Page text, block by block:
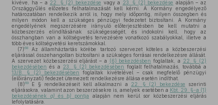
kivéve, ha – a 22. § (2) bekezdése vagy a 23. § (2) bekezdése alapján – az
Országgyűlés előzetes felhatalmazását kell kérni. A Kormány engedélyező
határozatában rendelkezik arról is, hogy mely időpontig, milyen összegben és
milyen módon kell a szükséges pénzügyi fedezetet biztosítani. A Kormány
engedélyének megszerzésére irányuló előterjesztésben be kell mutatni a
közbeszerzés elindításának szükségességét, és indokolni kell, hogy az
összhangban van a költségvetés tervezésére vonatkozó szabályokkal, illetve a
több éves költségvetési keretszámokkal.
(7)68
Az államháztartás körébe tartozó szervezet köteles a közbeszerzési
eljárással összehangoltan biztosítani a szükséges forrásai rendelkezésre állását.
A szervezet közbeszerzési eljárást – a (6) bekezdésben foglaltak, a 22. § (2)
bekezdésében és a 23. § (2) bekezdésében foglalt felhatalmazás, továbbá a
13/B. § (2) bekezdésében
foglaltak kivételével – csak megfelelő pénzügyi
(előirányzati) fedezet ütemezett rendelkezésre állása esetén indíthat.
(8)69 E § rendelkezéseit kell alkalmazni a 22. § (2) bekezdése szerinti
eljárásokra, valamint azon beszerzésekre is, amelyek esetében a Kbt. 29. §-a (1)
bekezdésének a) és b) pontja alapján nem kerül sor közbeszerzési eljárás
lefolytatására.